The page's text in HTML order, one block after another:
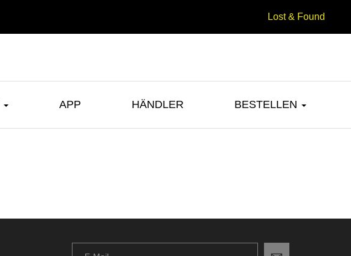
Lost & Found
APP HÄNDLER BESTELLEN